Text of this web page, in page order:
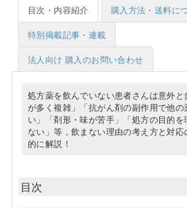
目次・内容紹介 購入方法・送料に
特別掲載記事・連載
法人向け 購入のお問い合わせ
処方薬を飲んでいない患者さんは意外と
が多く複雑」「抗がん剤の副作用で他の
い」「剤形・味が苦手」「処方の目的
ない」等，飲まない理由の考え方と対
的に解説！
目次